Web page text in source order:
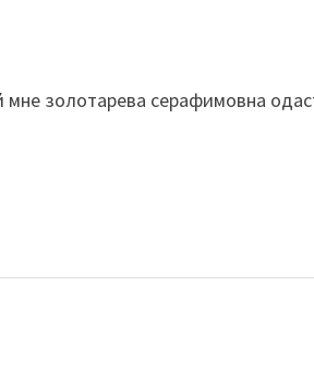
золотарева серафимовна